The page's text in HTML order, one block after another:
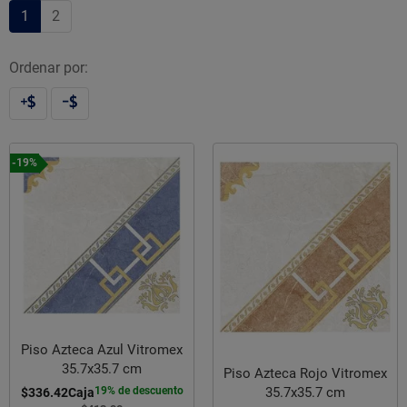
1 2
Ordenar por:
-19%
Piso Azteca Azul Vitromex
35.7x35.7 cm
$336.42Caja19% de descuento
Piso Azteca Rojo Vitromex
35.7x35.7 cm